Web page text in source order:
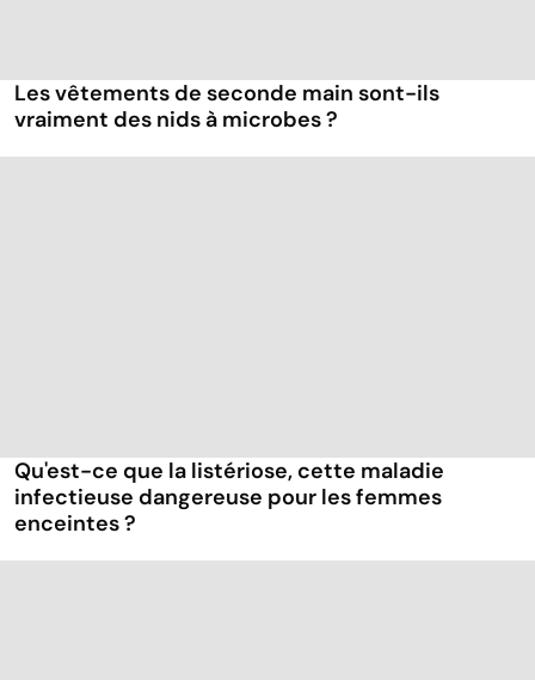
Les vêtements de seconde main sont-ils
vraiment des nids à microbes ?
Qu'est-ce que la listériose, cette maladie
infectieuse dangereuse pour les femmes
enceintes ?